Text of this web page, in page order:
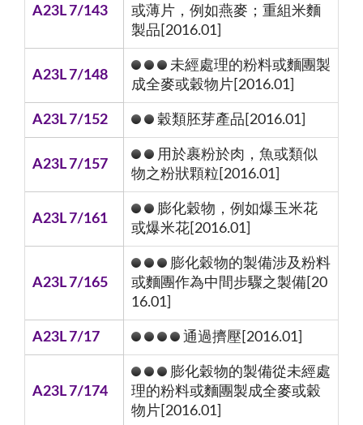
A23L 7/143
或薄片，例如燕麥；重組米麵
製品[2016.01]
A23L 7/148
未經處理的粉料或麵團製
成全麥或穀物片[2016.01]
A23L 7/152 穀類胚芽產品[2016.01]
A23L 7/157
用於裹粉於肉，魚或類似
物之粉狀顆粒[2016.01]
A23L 7/161
膨化穀物，例如爆玉米花
或爆米花[2016.01]
A23L 7/165
膨化穀物的製備涉及粉料
或麵團作為中間步驟之製備[20
16.01]
A23L 7/17 通過擠壓[2016.01]
A23L 7/174
膨化穀物的製備從未經處
理的粉料或麵團製成全麥或穀
物片[2016.01]